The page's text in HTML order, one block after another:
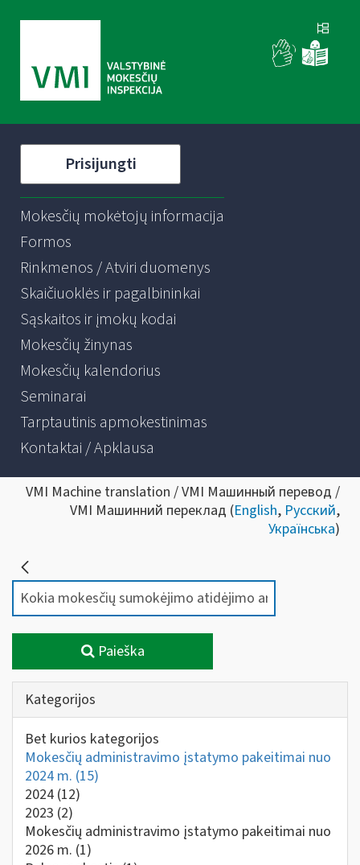
Prisijungti
Mokesčių mokėtojų informacija
Formos
Rinkmenos / Atviri duomenys
Skaičiuoklės ir pagalbininkai
Sąskaitos ir įmokų kodai
Mokesčių žinynas
Mokesčių kalendorius
Seminarai
Tarptautinis apmokestinimas
Kontaktai / Apklausa
VMI Machine translation / VMI Машинный перевод /
VMI Машинний переклад (English, Русский,
Українська)
Paieška
Kategorijos
Bet kurios kategorijos
Mokesčių administravimo įstatymo pakeitimai nuo
2024 m. (15)
2024 (12)
2023 (2)
Mokesčių administravimo įstatymo pakeitimai nuo
2026 m. (1)